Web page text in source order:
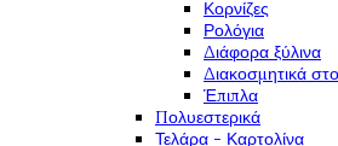
Κορνίζες
Ρολόγια
Διάφορα ξύλινα
Διακοσμητικά
Έπιπλα
Πολυεστερικά
Τελάρα - Καρτολίνα